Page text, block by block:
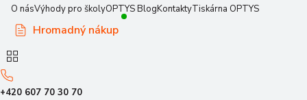
O násVýhody pro školyOPTYS BlogKontaktyTiskárna OPTYS
Hromadný nákup
+420 607 70 30 70